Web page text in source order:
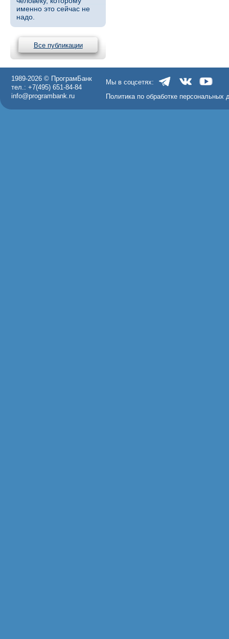
именно это сейчас не
надо.
Все публикации
1989-2026 © ПрограмБанк
тел.: +7(495) 651-84-84
info@programbank.ru
Мы в соцсетях:
Политика по обработке персональных